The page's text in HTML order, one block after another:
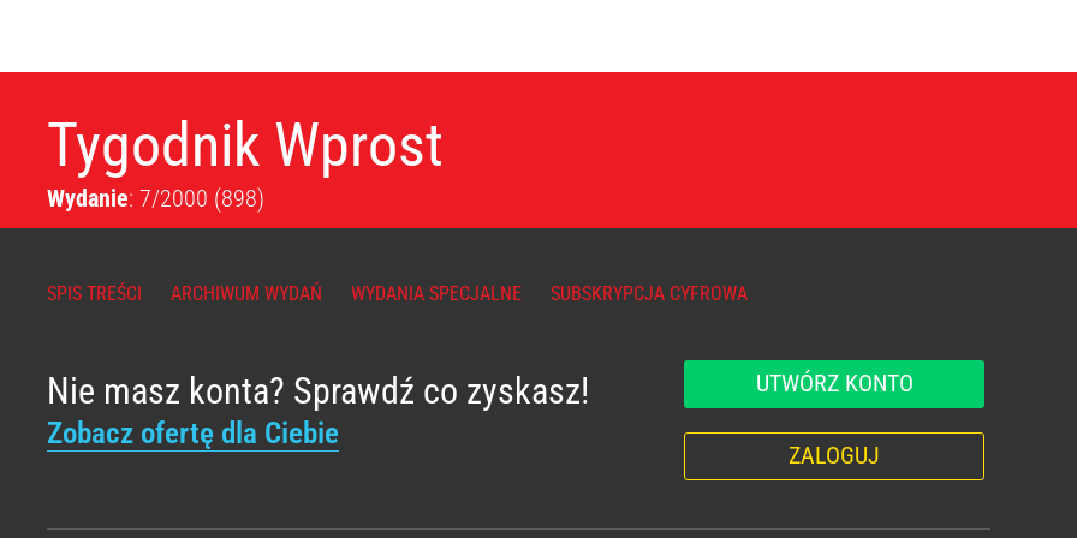
Tygodnik Wprost
Wydanie: 7/2000 (898)
SPIS TREŚCI ARCHIWUM WYDAŃ WYDANIA SPECJALNE SUBSKRYPCJA CYFROWA
Nie masz konta? Sprawdź co zyskasz!
Zobacz ofertę dla Ciebie
UTWÓRZ KONTO
ZALOGUJ